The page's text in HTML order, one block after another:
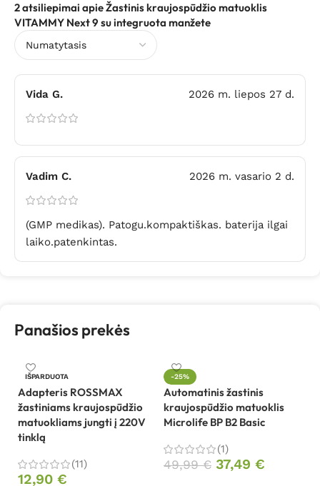
2 atsiliepimai apieŽastinis kraujospūdžio matuoklis
VITAMMY Next 9 su integruota manžete
Vida G. 2026 m. liepos 27 d.
Vadim C. 2026 m. vasario 2 d.
(GMP medikas). Patogu.kompaktiškas. baterija ilgai
laiko.patenkintas.
Panašios prekės
IŠPARDUOTA
Adapteris ROSSMAX
žastiniams kraujospūdžio
matuokliams jungti į 220V
tinklą
(11)
12,90 €
-25%
Automatinis žastinis
kraujospūdžio matuoklis
Microlife BP B2 Basic
(1)
49,99€ 37,49 €